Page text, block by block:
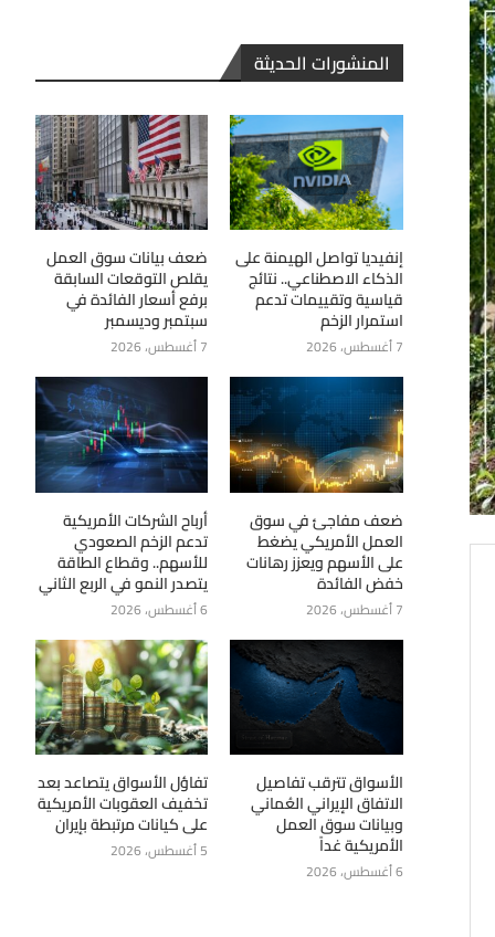
المنشورات الحديثة
إنفيديا تواصل الهيمنة على
الذكاء الاصطناعي.. نتائج
قياسية وتقييمات تدعم
استمرار الزخم
7 أغسطس، 2026
ضعف بيانات سوق العمل
يقلص التوقعات السابقة
برفع أسعار الفائدة في
سبتمبر وديسمبر
7 أغسطس، 2026
ضعف مفاجئ في سوق
العمل الأمريكي يضغط
على الأسهم ويعزز رهانات
خفض الفائدة
7 أغسطس، 2026
أرباح الشركات الأمريكية
تدعم الزخم الصعودي
للأسهم.. وقطاع الطاقة
يتصدر النمو في الربع الثاني
6 أغسطس، 2026
الأسواق تترقب تفاصيل
الاتفاق الإيراني العُماني
وبيانات سوق العمل
الأمريكية غداً
6 أغسطس، 2026
تفاؤل الأسواق يتصاعد بعد
تخفيف العقوبات الأمريكية
على كيانات مرتبطة بإيران
5 أغسطس، 2026